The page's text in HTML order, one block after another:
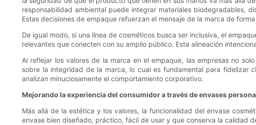
responsabilidad ambiental puede integrar materiales biodegradables,
Estas decisiones de empaque refuerzan el mensaje de la marca de
De igual modo, si una línea de cosméticos busca ser inclusiva, el
relevantes que conecten con su amplio público. Esta alineación
Al reflejar los valores de la marca en el empaque, las empresas no
sobre la integridad de la marca, lo cual es fundamental para fidelizar
analizan minuciosamente el comportamiento corporativo.
Mejorando la experiencia del consumidor a través de envases
Más allá de la estética y los valores, la funcionalidad del envase
envase bien diseñado, práctico, fácil de usar y que conserva la calidad